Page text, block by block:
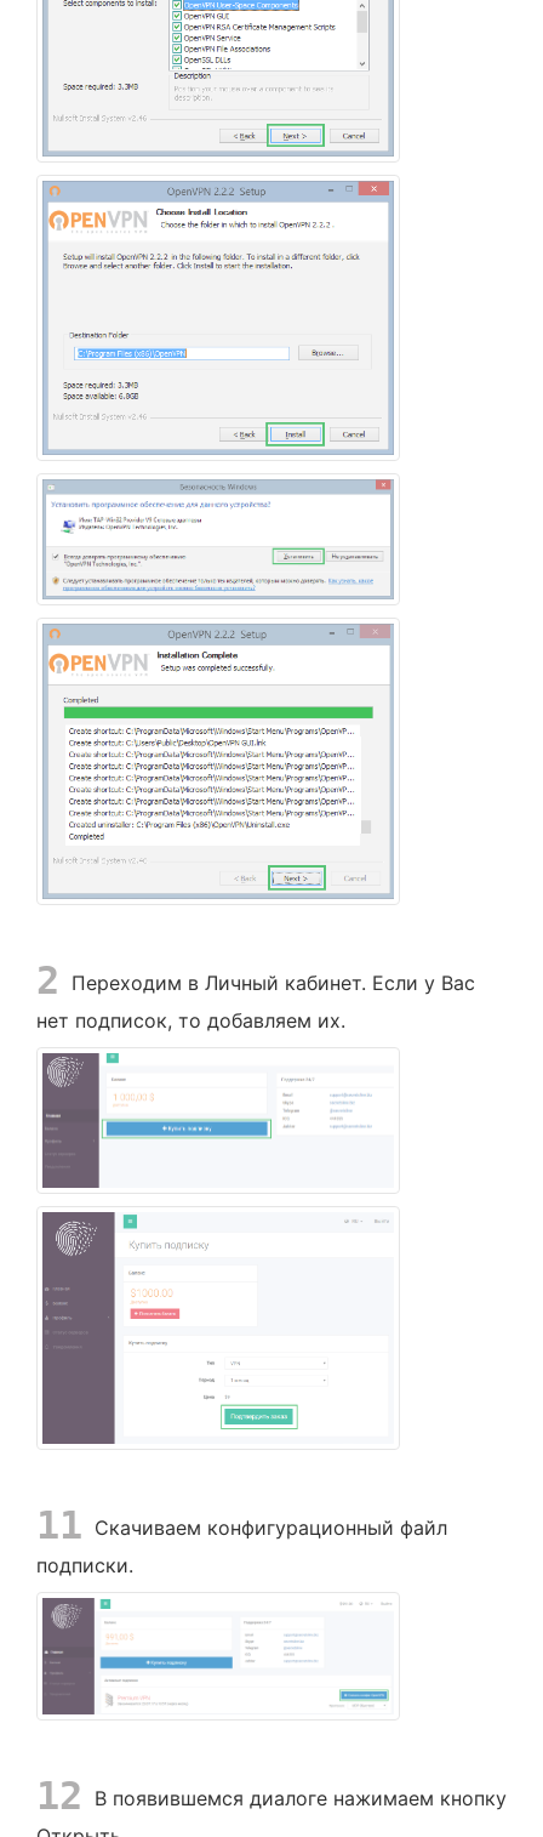
2
Переходим в Личный кабинет. Если у Вас
нет подписок, то добавляем их.
11 Скачиваем конфигурационный файл
подписки.
12
В появившемся диалоге нажимаем кнопку